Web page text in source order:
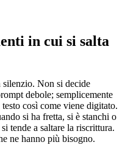
in cui si salta
Non si decide
debole; semplicemente
così come viene digitato.
si ha fretta, si è stanchi o
tende a saltare la riscrittura.
ne hanno più bisogno.